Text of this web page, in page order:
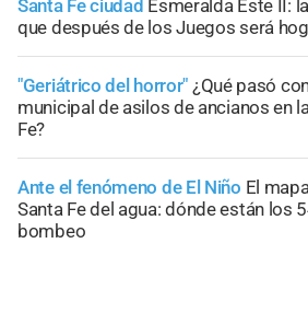
Santa Fe ciudad Esmeralda Este II:
que después de los Juegos será
"Geriátrico del horror" ¿Qué pasó
municipal de asilos de ancianos en
Fe?
Ante el fenómeno de El Niño El
Santa Fe del agua: dónde están los
bombeo